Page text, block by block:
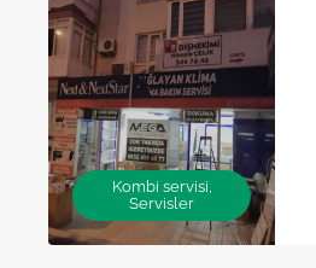
Kombi servisi,
Servisler